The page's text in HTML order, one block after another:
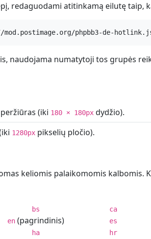
redaguodami atitinkamą eilutę taip,
phpbb3-de-
naudojama numatytoji tos grupės
(iki 180 × 180px dydžio).
1280px pikselių pločio).
keliomis palaikomomis kalbomis.
bs ca
en(pagrindinis) es
ha hr